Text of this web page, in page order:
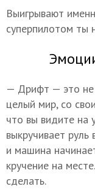
Выигрывают
суперпилотом ты
— Дрифт — это не
целый мир, со
что вы видите на
выкручивает
и машина
кручение на
сделать.